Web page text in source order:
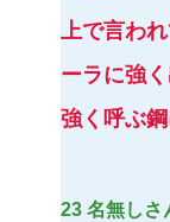
上で言わ
ーラに強
強く呼ぶ
23 名無しさ